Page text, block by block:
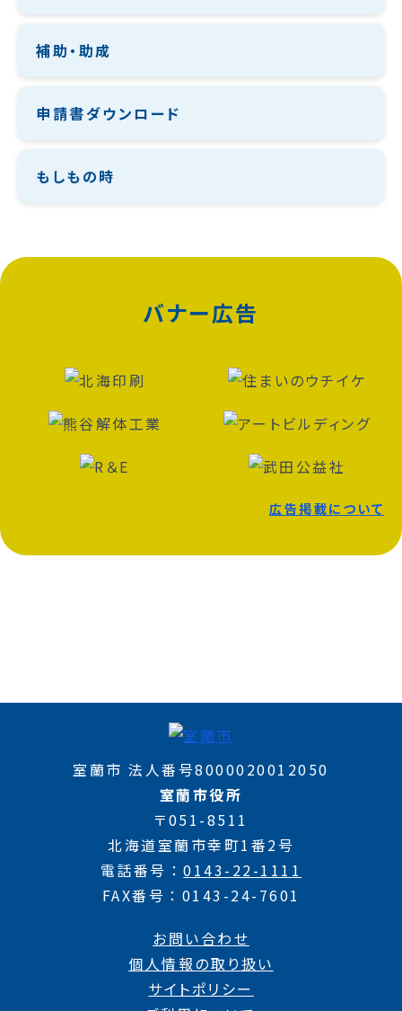
補助・助成
申請書ダウンロード
もしもの時
バナー広告
広告掲載について
室蘭市 法人番号8000020012050
室蘭市役所
〒051-8511
北海道室蘭市幸町1番2号
電話番号
0143-22-1111
FAX番号
0143-24-7601
お問い合わせ
個人情報の取り扱い
サイトポリシー